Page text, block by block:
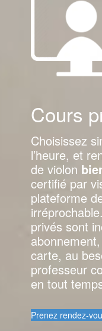
Cours
Choisissez
l’heure, et
de violon
certifié par
plateforme
privés sont
carte, au
professeur
en tout
Prenez rendez-